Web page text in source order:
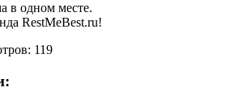
в одном месте.
RestMeBest.ru!
119